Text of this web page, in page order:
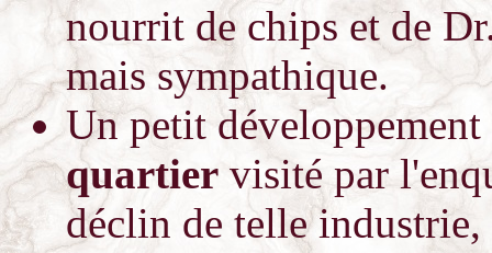
nourrit de chips et de
mais sympathique.
Un petit
quartier visité par
déclin de telle